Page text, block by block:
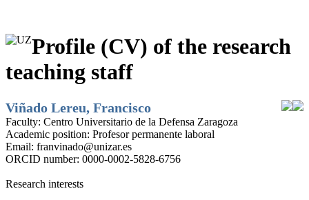
Profile (CV) of the research
teaching staff
Viñado Lereu, Francisco
Faculty: Centro Universitario de la Defensa Zaragoza
Academic position: Profesor permanente laboral
Email: franvinado@unizar.es
ORCID number: 0000-0002-5828-6756
Research interests